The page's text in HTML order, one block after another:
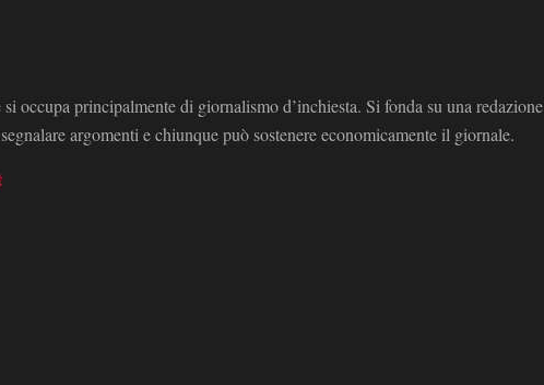
occupa principalmente di giornalismo d’inchiesta. Si fonda su una redazione
argomenti e chiunque può sostenere economicamente il giornale.